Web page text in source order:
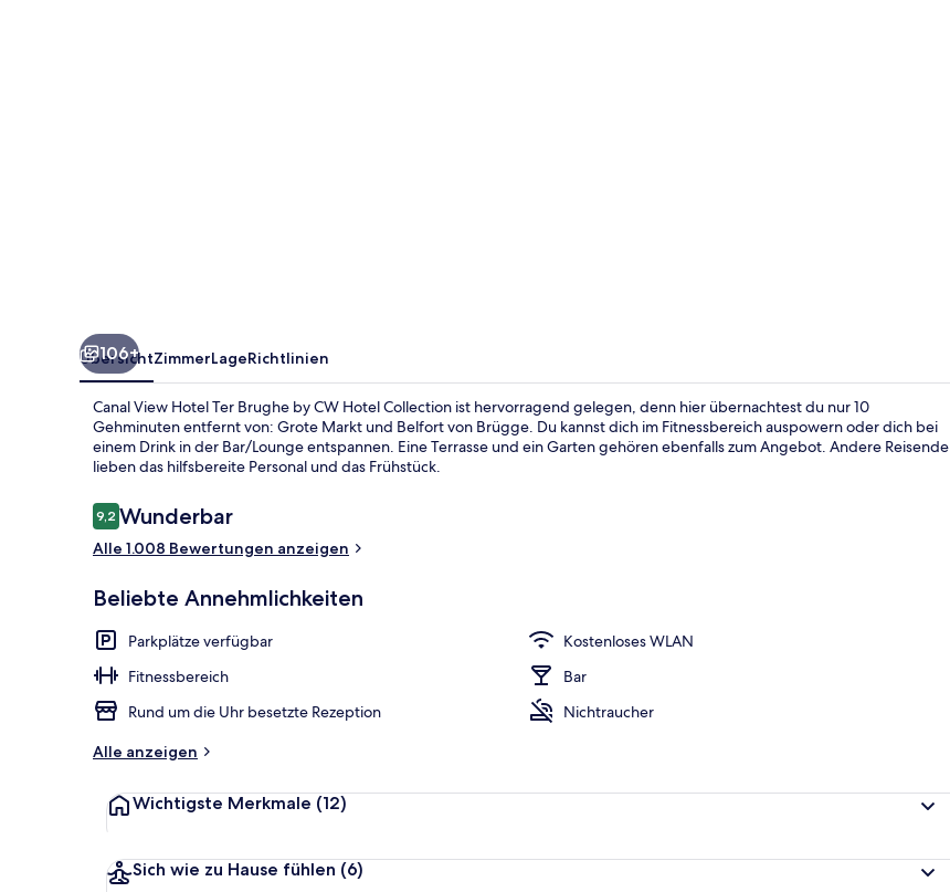
106+
ÜbersichtZimmerLageRichtlinien
Canal View Hotel Ter Brughe by CW Hotel Collection ist hervorragend gelegen, denn hier übernachtest du nur 10
Gehminuten entfernt von: Grote Markt und Belfort von Brügge. Du kannst dich im Fitnessbereich auspowern oder dich bei
einem Drink in der Bar/Lounge entspannen. Eine Terrasse und ein Garten gehören ebenfalls zum Angebot. Andere Reisende
lieben das hilfsbereite Personal und das Frühstück.
Bewertungen
9,29,2 von 10.
Wunderbar
Alle 1.008 Bewertungen anzeigen
Beliebte Annehmlichkeiten
Parkplätze verfügbar
Kostenloses WLAN
Fitnessbereich
Bar
Rund um die Uhr besetzte Rezeption
Nichtraucher
Alle anzeigen
Wichtigste Merkmale (12)
Sich wie zu Hause fühlen (6)